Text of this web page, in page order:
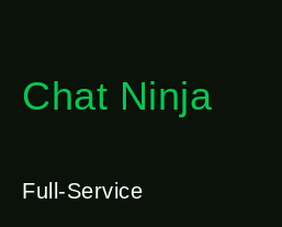
Chat Ninja
Full-Service